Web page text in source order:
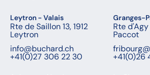
Leytron - Valais
Rte de Saillon 13, 1912
Leytron
info@buchard.ch
+41(0)27 306 22 30
Granges-
Rte d'Agy
Paccot
+41(0)26